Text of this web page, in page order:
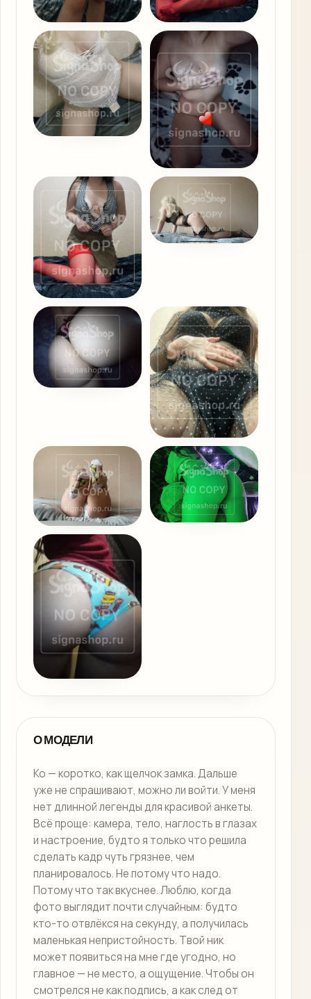
О МОДЕЛИ
Ko — коротко, как щелчок замка. Дальше
уже не спрашивают, можно ли войти. У меня
нет длинной легенды для красивой анкеты.
Всё проще: камера, тело, наглость в глазах
и настроение, будто я только что решила
сделать кадр чуть грязнее, чем
планировалось. Не потому что надо.
Потому что так вкуснее. Люблю, когда
фото выглядит почти случайным: будто
кто-то отвлёкся на секунду, а получилась
маленькая непристойность. Твой ник
может появиться на мне где угодно, но
главное — не место, а ощущение. Чтобы он
смотрелся не как подпись, а как след от